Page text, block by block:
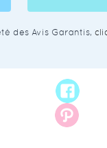
des Avis Garantis,